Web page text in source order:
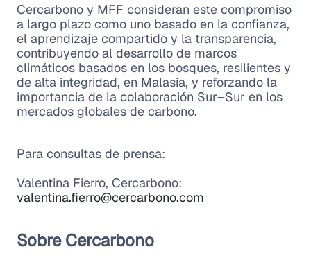
Cercarbono y MFF consideran este compromiso
a largo plazo como uno basado en la confianza,
el aprendizaje compartido y la transparencia,
contribuyendo al desarrollo de marcos
climáticos basados en los bosques, resilientes y
de alta integridad, en Malasia, y reforzando la
importancia de la colaboración Sur–Sur en los
mercados globales de carbono.
Para consultas de prensa:
Valentina Fierro, Cercarbono:
valentina.fierro@cercarbono.com
Sobre Cercarbono